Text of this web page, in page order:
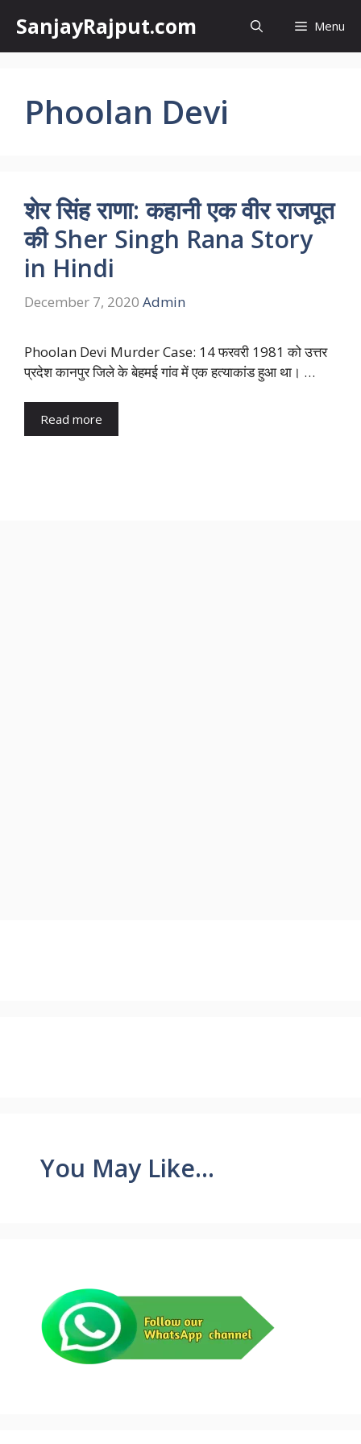
content
SanjayRajput.com Menu
Phoolan Devi
शेर सिंह राणा: कहानी एक वीर राजपूत
की Sher Singh Rana Story
in Hindi
December 7, 2020 Admin
Phoolan Devi Murder Case: 14 फरवरी 1981 को उत्तर
प्रदेश कानपुर जिले के बेहमई गांव में एक हत्याकांड हुआ था। …
Read more
You May Like...